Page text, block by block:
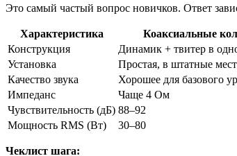
Это самый частый вопрос новичков. Ответ
Характеристика Коаксиальные
Конструкция
Динамик + твитер в
Установка
Простая, в штатные
Качество звука
Хорошее для базового
Импеданс
Чаще 4 Ом
Чувствительность (дБ) 88–92
Мощность RMS (Вт)
30–80
Чеклист шага: